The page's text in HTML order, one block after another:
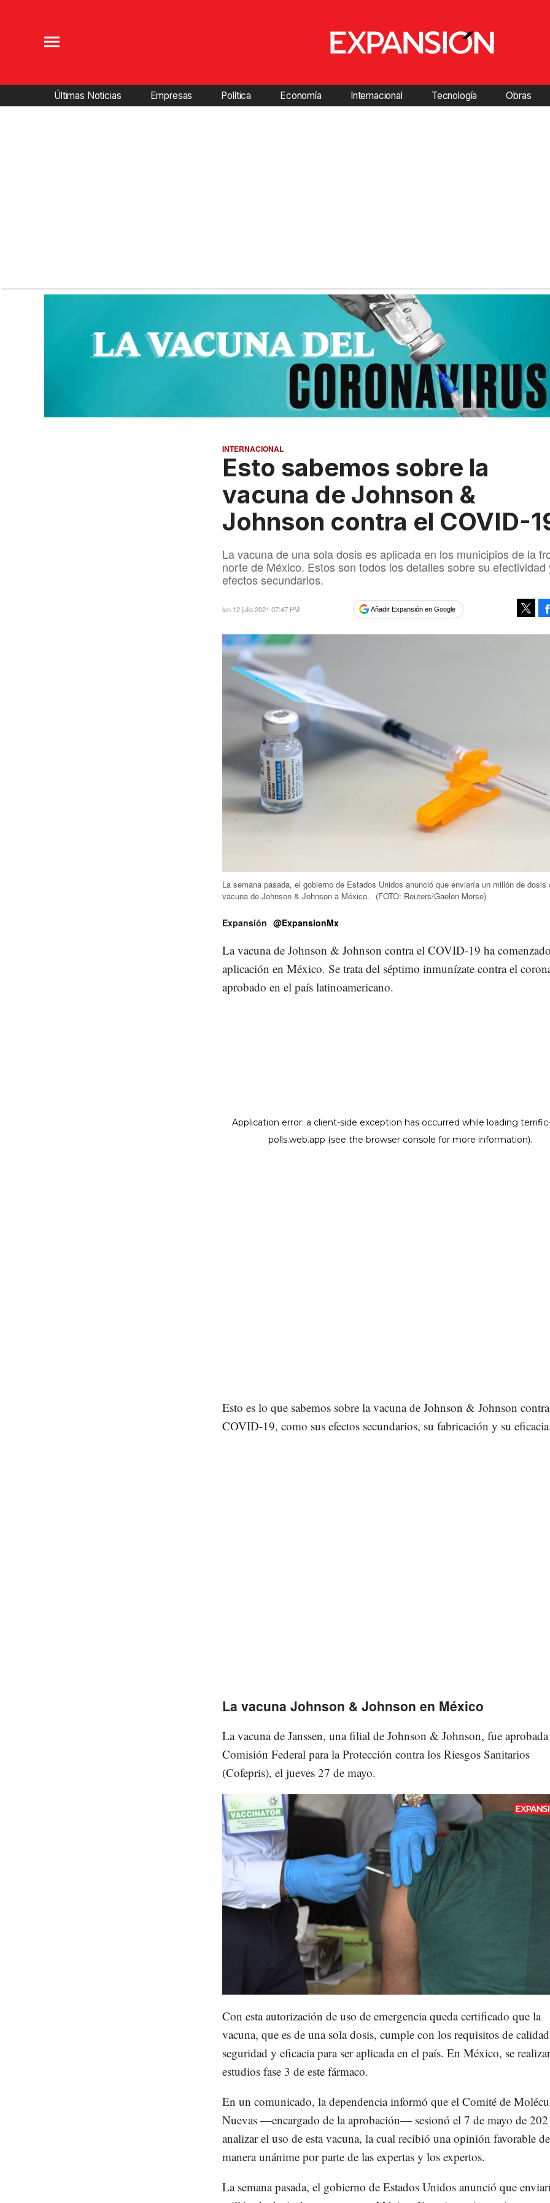
Últimas Noticias Empresas Política Economía Internacional Tecnología Obras
INTERNACIONAL
Esto sabemos sobre la
vacuna de Johnson &
Johnson contra el COVID-
La vacuna de una sola dosis es aplicada en los municipios de la
norte de México. Estos son todos los detalles sobre su efectividad
efectos secundarios.
lun 12 julio 2021 07:47 PM Añadir Expansión en Google
La semana pasada, el gobierno de Estados Unidos anunció que enviaría un millón de dosis
vacuna de Johnson & Johnson a México.
(FOTO: Reuters/Gaelen Morse)
Expansión @ExpansionMx
La vacuna de Johnson & Johnson contra el COVID-19 ha
aplicación en México. Se trata del séptimo inmunízate contra el
aprobado en el país latinoamericano.
Esto es lo que sabemos sobre la vacuna de Johnson & Johnson
COVID-19, como sus efectos secundarios, su fabricación y su
La vacuna Johnson & Johnson en México
La vacuna de Janssen, una filial de Johnson & Johnson, fue
Comisión Federal para la Protección contra los Riesgos Sanitarios
(Cofepris), el jueves 27 de mayo.
78.14%
Con esta autorización de uso de emergencia queda certificado que la
vacuna, que es de una sola dosis, cumple con los requisitos de
seguridad y eficacia para ser aplicada en el país. En México, se
estudios fase 3 de este fármaco.
En un comunicado, la dependencia informó que el Comité de
Nuevas —encargado de la aprobación— sesionó el 7 de mayo de
analizar el uso de esta vacuna, la cual recibió una opinión favorable de
manera unánime por parte de las expertas y los expertos.
La semana pasada, el gobierno de Estados Unidos anunció que